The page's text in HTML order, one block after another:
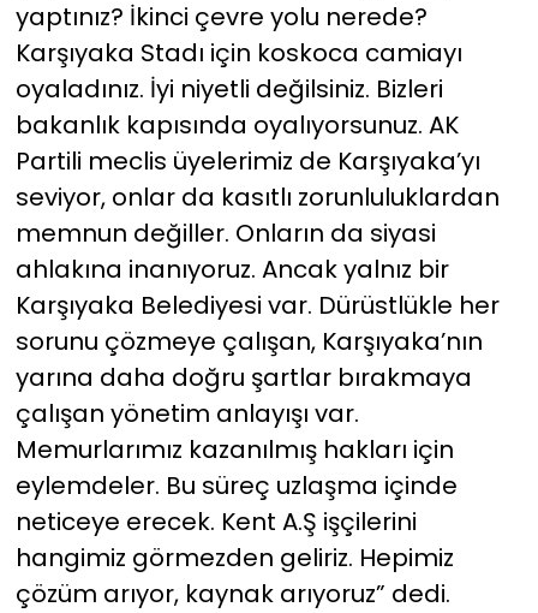
yaptınız? İkinci çevre yolu nerede?
Karşıyaka Stadı için koskoca camiayı
oyaladınız. İyi niyetli değilsiniz. Bizleri
bakanlık kapısında oyalıyorsunuz. AK
Partili meclis üyelerimiz de Karşıyaka’yı
seviyor, onlar da kasıtlı zorunluluklardan
memnun değiller. Onların da siyasi
ahlakına inanıyoruz. Ancak yalnız bir
Karşıyaka Belediyesi var. Dürüstlükle her
sorunu çözmeye çalışan, Karşıyaka’nın
yarına daha doğru şartlar bırakmaya
çalışan yönetim anlayışı var.
Memurlarımız kazanılmış hakları için
eylemdeler. Bu süreç uzlaşma içinde
neticeye erecek. Kent A.Ş işçilerini
hangimiz görmezden geliriz. Hepimiz
çözüm arıyor, kaynak arıyoruz” dedi.